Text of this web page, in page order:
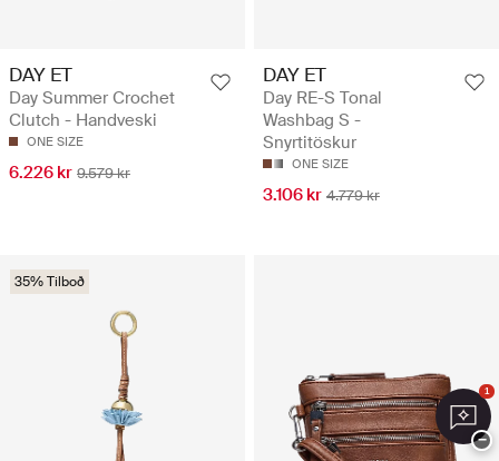
DAY ET
Day Summer Crochet
Clutch - Handveski
ONE SIZE
6.226 kr 9.579 kr
DAY ET
Day RE-S Tonal
Washbag S -
Snyrtitöskur
ONE SIZE
3.106 kr 4.779 kr
35% Tilboð
1
−